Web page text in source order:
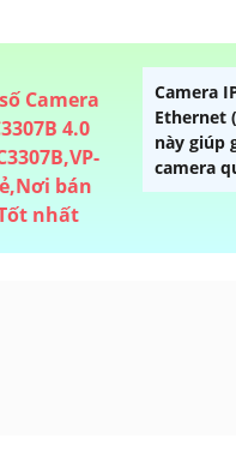
Camera
Ethernet
này giúp
camera